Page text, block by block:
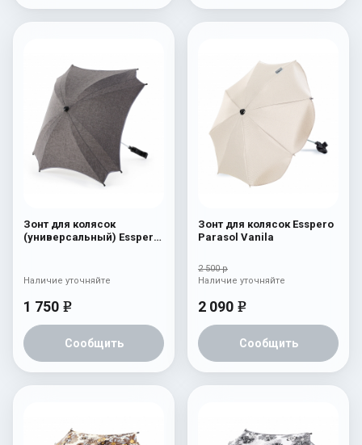
Зонт для колясок
(универсальный) Esspero
1 750 e
Сообщить
Наличие уточняйте
Зонт для колясок Esspero
Parasol Vanila
2 500 р
2 090 e
Сообщить
Наличие уточняйте